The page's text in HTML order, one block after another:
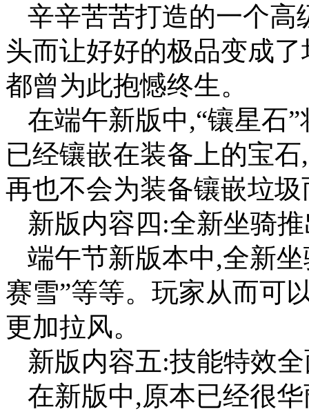
辛辛苦苦打造的一个高
头而让好好的极品变成
都曾为此抱憾终生。
在端午新版中,“镶星石
已经镶嵌在装备上的宝
再也不会为装备镶嵌垃
新版内容四:全新坐骑
端午节新版本中,全新
赛雪”等等。玩家从而可
更加拉风。
新版内容五:技能特效
在新版中,原本已经很